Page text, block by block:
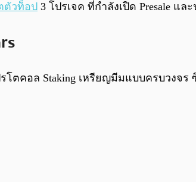
ตัวท็อป 3 โปรเจค ที่กำลังเปิด Presale แ
โตคอล Staking เหรียญมีมแบบครบวงจร